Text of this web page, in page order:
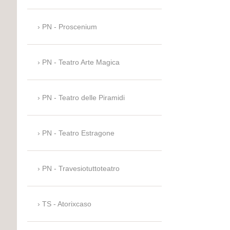
PN - Proscenium
PN - Teatro Arte Magica
PN - Teatro delle Piramidi
PN - Teatro Estragone
PN - Travesiotuttoteatro
TS - Atorixcaso